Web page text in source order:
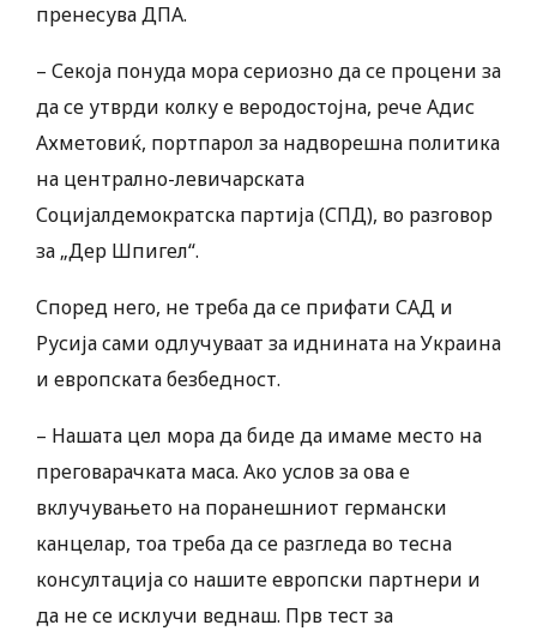
пренесува ДПА.
– Секоја понуда мора сериозно да се процени за
да се утврди колку е веродостојна, рече Адис
Ахметовиќ, портпарол за надворешна политика
на централно-левичарската
Социјалдемократска партија (СПД), во разговор
за „Дер Шпигел“.
Според него, не треба да се прифати САД и
Русија сами одлучуваат за иднината на Украина
и европската безбедност.
– Нашата цел мора да биде да имаме место на
преговарачката маса. Ако услов за ова е
вклучувањето на поранешниот германски
канцелар, тоа треба да се разгледа во тесна
консултација со нашите европски партнери и
да не се исклучи веднаш. Прв тест за